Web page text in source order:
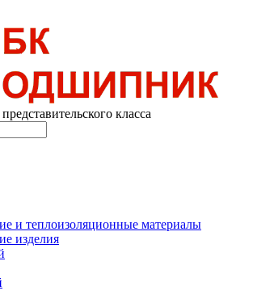
класса
и теплоизоляционные материалы
изделия